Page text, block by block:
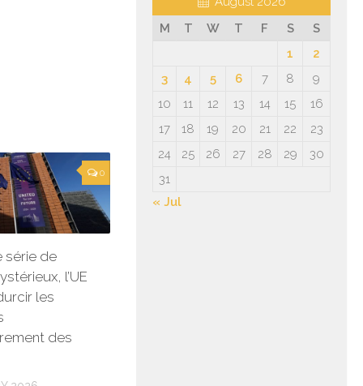
0
série de
l’UE
les
des
M
T W T F S
S
1
2
3
4 5 6 7 8
9
10
11 12 13 14 15
16
17
18 19 20 21 22
23
24
25 26 27 28 29
30
31
« Jul